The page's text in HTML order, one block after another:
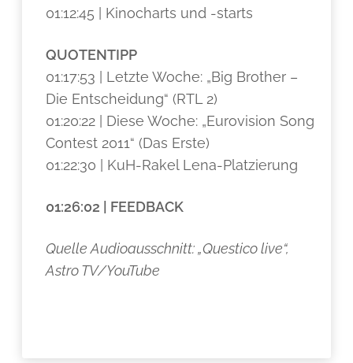
01:12:45 | Kinocharts und -starts
QUOTENTIPP
01:17:53 | Letzte Woche: „Big Brother –
Die Entscheidung“ (RTL 2)
01:20:22 | Diese Woche: „Eurovision Song
Contest 2011“ (Das Erste)
01:22:30 | KuH-Rakel Lena-Platzierung
01:26:02 | FEEDBACK
Quelle Audioausschnitt: „Questico live“,
Astro TV/YouTube